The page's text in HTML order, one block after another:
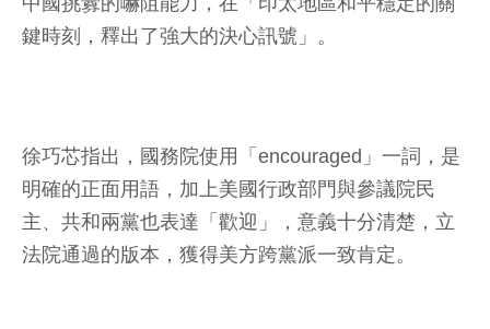
鍵時刻，釋出了強大的決心訊號」。
徐巧芯指出，國務院使用「encouraged」一詞，是
明確的正面用語，加上美國行政部門與參議院民
主、共和兩黨也表達「歡迎」，意義十分清楚，立
法院通過的版本，獲得美方跨黨派一致肯定。